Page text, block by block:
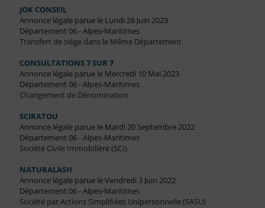
JOK CONSEIL
Annonce légale parue le Lundi 26 Juin 2023
Département 06 - Alpes-Maritimes
Transfert de siège dans le Même Département
CONSULTATIONS 7 SUR 7
Annonce légale parue le Mercredi 10 Mai 2023
Département 06 - Alpes-Maritimes
Changement de Dénomination
SCIRATOU
Annonce légale parue le Mardi 20 Septembre 2022
Département 06 - Alpes-Maritimes
Société Civile Immobilière (SCI)
NATURALASH
Annonce légale parue le Vendredi 3 Juin 2022
Département 06 - Alpes-Maritimes
Société par Actions Simplifiées Unipersonnelle (SASU)